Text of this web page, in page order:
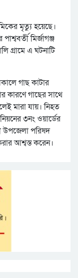
মৃত্যু হয়েছে।
মির্জাগঞ্জ
গ্রামে এ ঘটনাটি
গাছ কাটার
কারণে গাছের সাথে
মারা যায়। নিহত
৩নং ওয়ার্ডের
উপজেলা পরিষদ
আশ্বস্ত করেন।